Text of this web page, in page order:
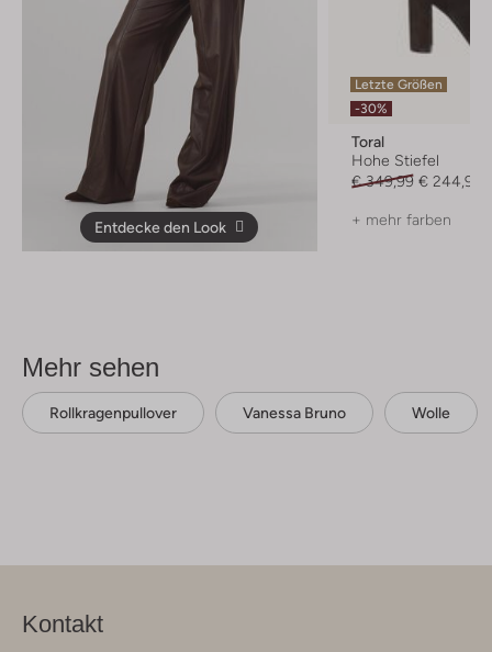
Entdecke den Look
Letzte Größen
-30%
Toral
Hohe Stiefel
€ 349,99 € 244,99
+ mehr farben
Mehr sehen
Rollkragenpullover Vanessa Bruno Wolle
Kontakt